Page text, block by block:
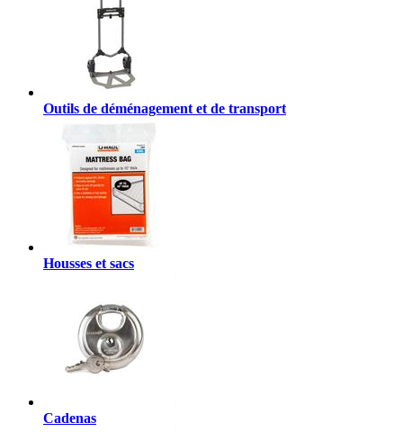
Outils de déménagement et de transport
Housses et sacs
Cadenas